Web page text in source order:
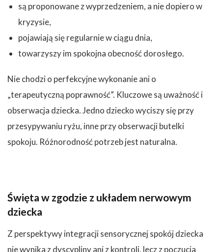
są proponowane z wyprzedzeniem, a nie dopiero w
kryzysie,
pojawiają się regularnie w ciągu dnia,
towarzyszy im spokojna obecność dorosłego.
Nie chodzi o perfekcyjne wykonanie ani o
„terapeutyczną poprawność”. Kluczowe są uważność i
obserwacja dziecka. Jedno dziecko wyciszy się przy
przesypywaniu ryżu, inne przy obserwacji butelki
spokoju. Różnorodność potrzeb jest naturalna.
Święta w zgodzie z układem nerwowym
dziecka
Z perspektywy integracji sensorycznej spokój dziecka
nie wynika z dyscypliny ani z kontroli, lecz z poczucia